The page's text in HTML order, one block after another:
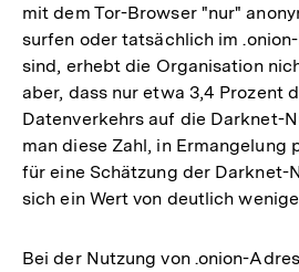
mit dem Tor-Browser "nur"
surfen oder tatsächlich im
sind, erhebt die Organisation
aber, dass nur etwa 3,4 Prozent
Datenverkehrs auf die Darknet-
man diese Zahl, in Ermangelung
für eine Schätzung der Darknet-
sich ein Wert von deutlich
Bei der Nutzung von .onion-